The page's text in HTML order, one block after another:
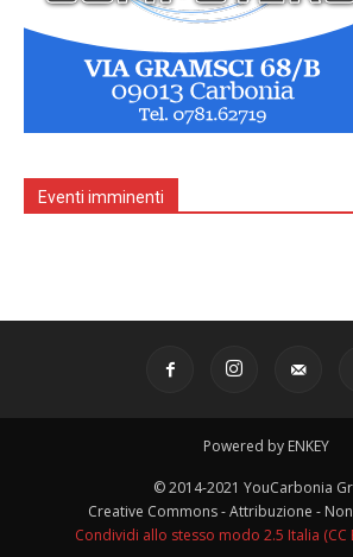
Eventi imminenti
Powered by ENKEY
© 2014-2021 YouCarbonia
Creative Commons - Attribuzione -
Condividi allo stesso modo 2.5 Italia (CC